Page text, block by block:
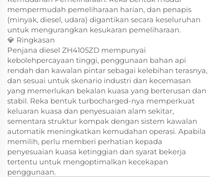
mempermudah pemeliharaan harian, dan penapis
(minyak, diesel, udara) digantikan secara keseluruhan
untuk mengurangkan kesukaran pemeliharaan.
💎 Ringkasan
Penjana diesel ZH4105ZD mempunyai
kebolehpercayaan tinggi, penggunaan bahan api
rendah dan kawalan pintar sebagai kelebihan terasnya,
dan sesuai untuk skenario industri dan kecemasan
yang memerlukan bekalan kuasa yang berterusan dan
stabil. Reka bentuk turbocharged-nya memperkuat
keluaran kuasa dan penyesuaian alam sekitar,
sementara struktur kompak dengan sistem kawalan
automatik meningkatkan kemudahan operasi. Apabila
memilih, perlu memberi perhatian kepada
penyesuaian kuasa ketinggian dan syarat bekerja
tertentu untuk mengoptimalkan kecekapan
penggunaan.